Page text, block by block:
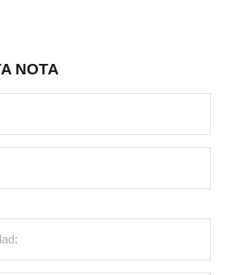
NOTA